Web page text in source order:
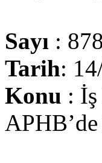
Sayı :
Tarih:
Konu :